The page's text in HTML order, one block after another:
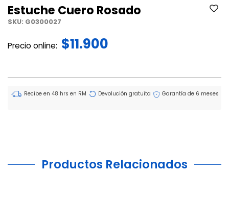
Estuche Cuero Rosado
SKU: G0300027
Precio online: $11.900
Recibe en 48 hrs en RM Devolución gratuita Garantía de 6 meses
Productos Relacionados